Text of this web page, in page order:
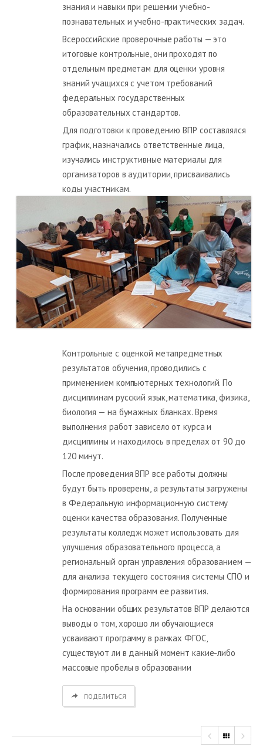
знания и навыки при решении учебно-
познавательных и учебно-практических задач.
Всероссийские проверочные работы — это
итоговые контрольные, они проходят по
отдельным предметам для оценки уровня
знаний учащихся с учетом требований
федеральных государственных
образовательных стандартов.
Для подготовки к проведению ВПР составлялся
график, назначались ответственные лица,
изучались инструктивные материалы для
организаторов в аудитории, присваивались
коды участникам.
Контрольные с оценкой метапредметных
результатов обучения, проводились с
применением компьютерных технологий. По
дисциплинам русский язык, математика, физика,
биология — на бумажных бланках. Время
выполнения работ зависело от курса и
дисциплины и находилось в пределах от 90 до
120 минут.
После проведения ВПР все работы должны
будут быть проверены, а результаты загружены
в Федеральную информационную систему
оценки качества образования. Полученные
результаты колледж может использовать для
улучшения образовательного процесса, а
региональный орган управления образованием —
для анализа текущего состояния системы СПО и
формирования программ ее развития.
На основании общих результатов ВПР делаются
выводы о том, хорошо ли обучающиеся
усваивают программу в рамках ФГОС,
существуют ли в данный момент какие-либо
массовые пробелы в образовании
ПОДЕЛИТЬСЯ